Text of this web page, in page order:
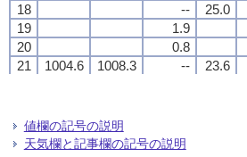
18
-- 25.0
19
1.9
20
0.8
21
1004.6 1008.3 -- 23.6
24
18
-- 25.0
19
1.9
20
0.8
21
1004.6 1008.3 -- 23.6
24
18
-- 25.0
19
1.9
20
0.8
21
1004.6 1008.3 -- 23.6
24
18
-- 25.0
19
1.9
20
0.8
21
1004.6 1008.3 -- 23.6
24
値欄の記号の説明
天気欄と記事欄の記号の説明